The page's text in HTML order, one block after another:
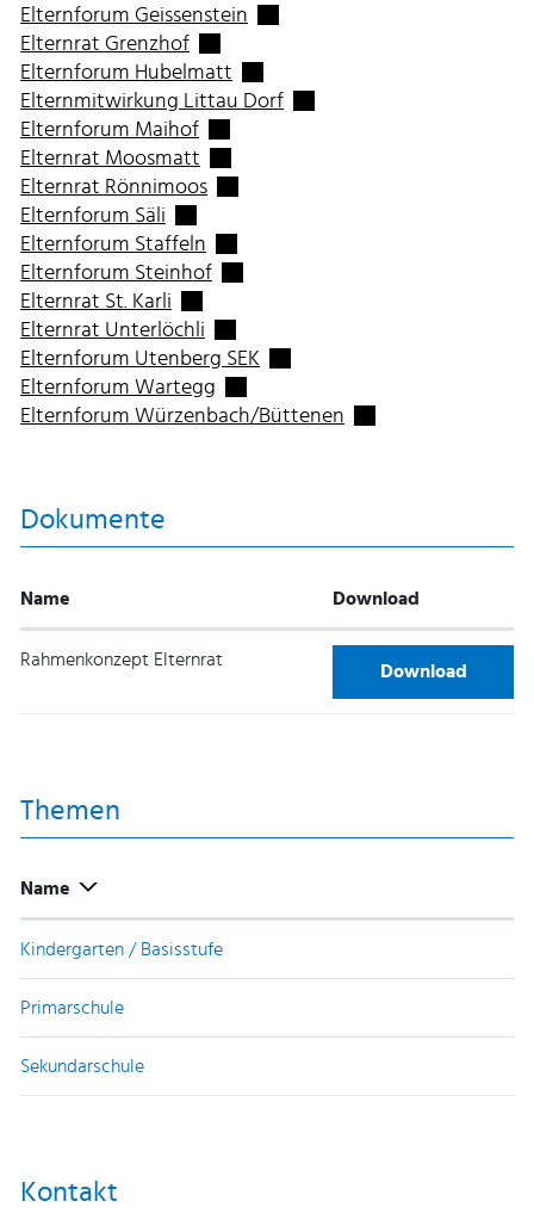
Elternforum Geissenstein
Elternrat GrenzhofExterner Link wird in einem neuen
Elternforum Hubelmatt
Elternmitwirkung Littau DorfExterner Link wird in
Elternforum MaihofExterner Link wird in einem neuen
Elternrat Moosmatt
Elternrat RönnimoosExterner Link wird in einem neuen
Elternforum Säli
Elternforum Staffeln
Elternforum SteinhofExterner Link wird in einem neuen
Elternrat St. Karli
Elternrat Unterlöchli
Elternforum Utenberg SEK
Elternforum Wartegg
Elternforum Würzenbach/Büttenen
Dokumente
Name Download
Rahmenkonzept Elternrat
Rahmenkonzept
Download
Themen
Name
Kindergarten / Basisstufe
Primarschule
Sekundarschule
Kontakt